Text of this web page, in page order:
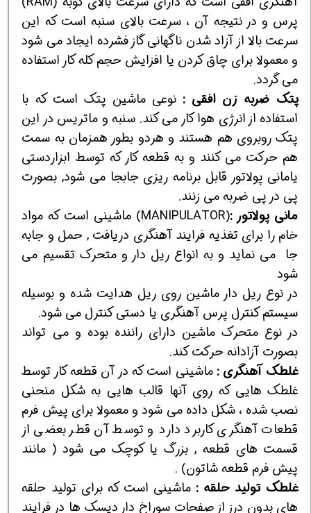
پرس و در نتيجه آن ، سرعت بالاي سنبه است كه اين
سرعت بالا از آزاد شدن ناگهاني گاز فشرده ايجاد مي شود
و معمولا براي چاق كردن يا افزايش حجم كله كار استفاده
مي گردد.
پتك ضربه زن افقي :نوعي ماشين پتك است كه با
استفاده از انرژي هوا كار مي كند. سنبه و ماتريس در اين
پتك روبروي هم هستند و هردو بطور همزمان به سمت
هم حركت مي كنند و به قطعه كار كه توسط ابزاردستي
ياماني پولاتور قابل برنامه ريزي جابجا مي شود, بصورت
پي در پي ضربه مي زنند.
ماني پولاتور :
(MANIPULATOR)
ماشيني است كه مواد
خام را براي تغذيه فرايند آهنگري دريافت , حمل و جابه
جا مي نمايد و به انواع ريل دار و متحرك تقسيم مي
شود
در نوع ريل دار ماشين روي ريل هدايت شده و بوسيله
سيستم كنترل پرس آهنگري يا دستي كنترل مي شود.
در نوع متحرك ماشين داراي راننده بوده و مي تواند
بصورت آزادانه حركت كند.
غلطك آهنگري :ماشيني است كه در آن قطعه كار توسط
غلطك هايي كه روي آنها قالب هايي به شكل منحني
نصب شده ، شكل داده مي شود و معمولا براي پيش فرم
قطعات آهنگري كاربرد دارد و توسط آن قطر بعضي از
قسمت هاي قطعه , بزرگ يا كوچك مي شود ( مانند
پيش فرم قطعه شاتون) .
غلطك توليد حلقه : ماشيني است كه براي توليد حلقه
هاي بدون درز از صفحات سوراخ دار ديسك ها در فرايند